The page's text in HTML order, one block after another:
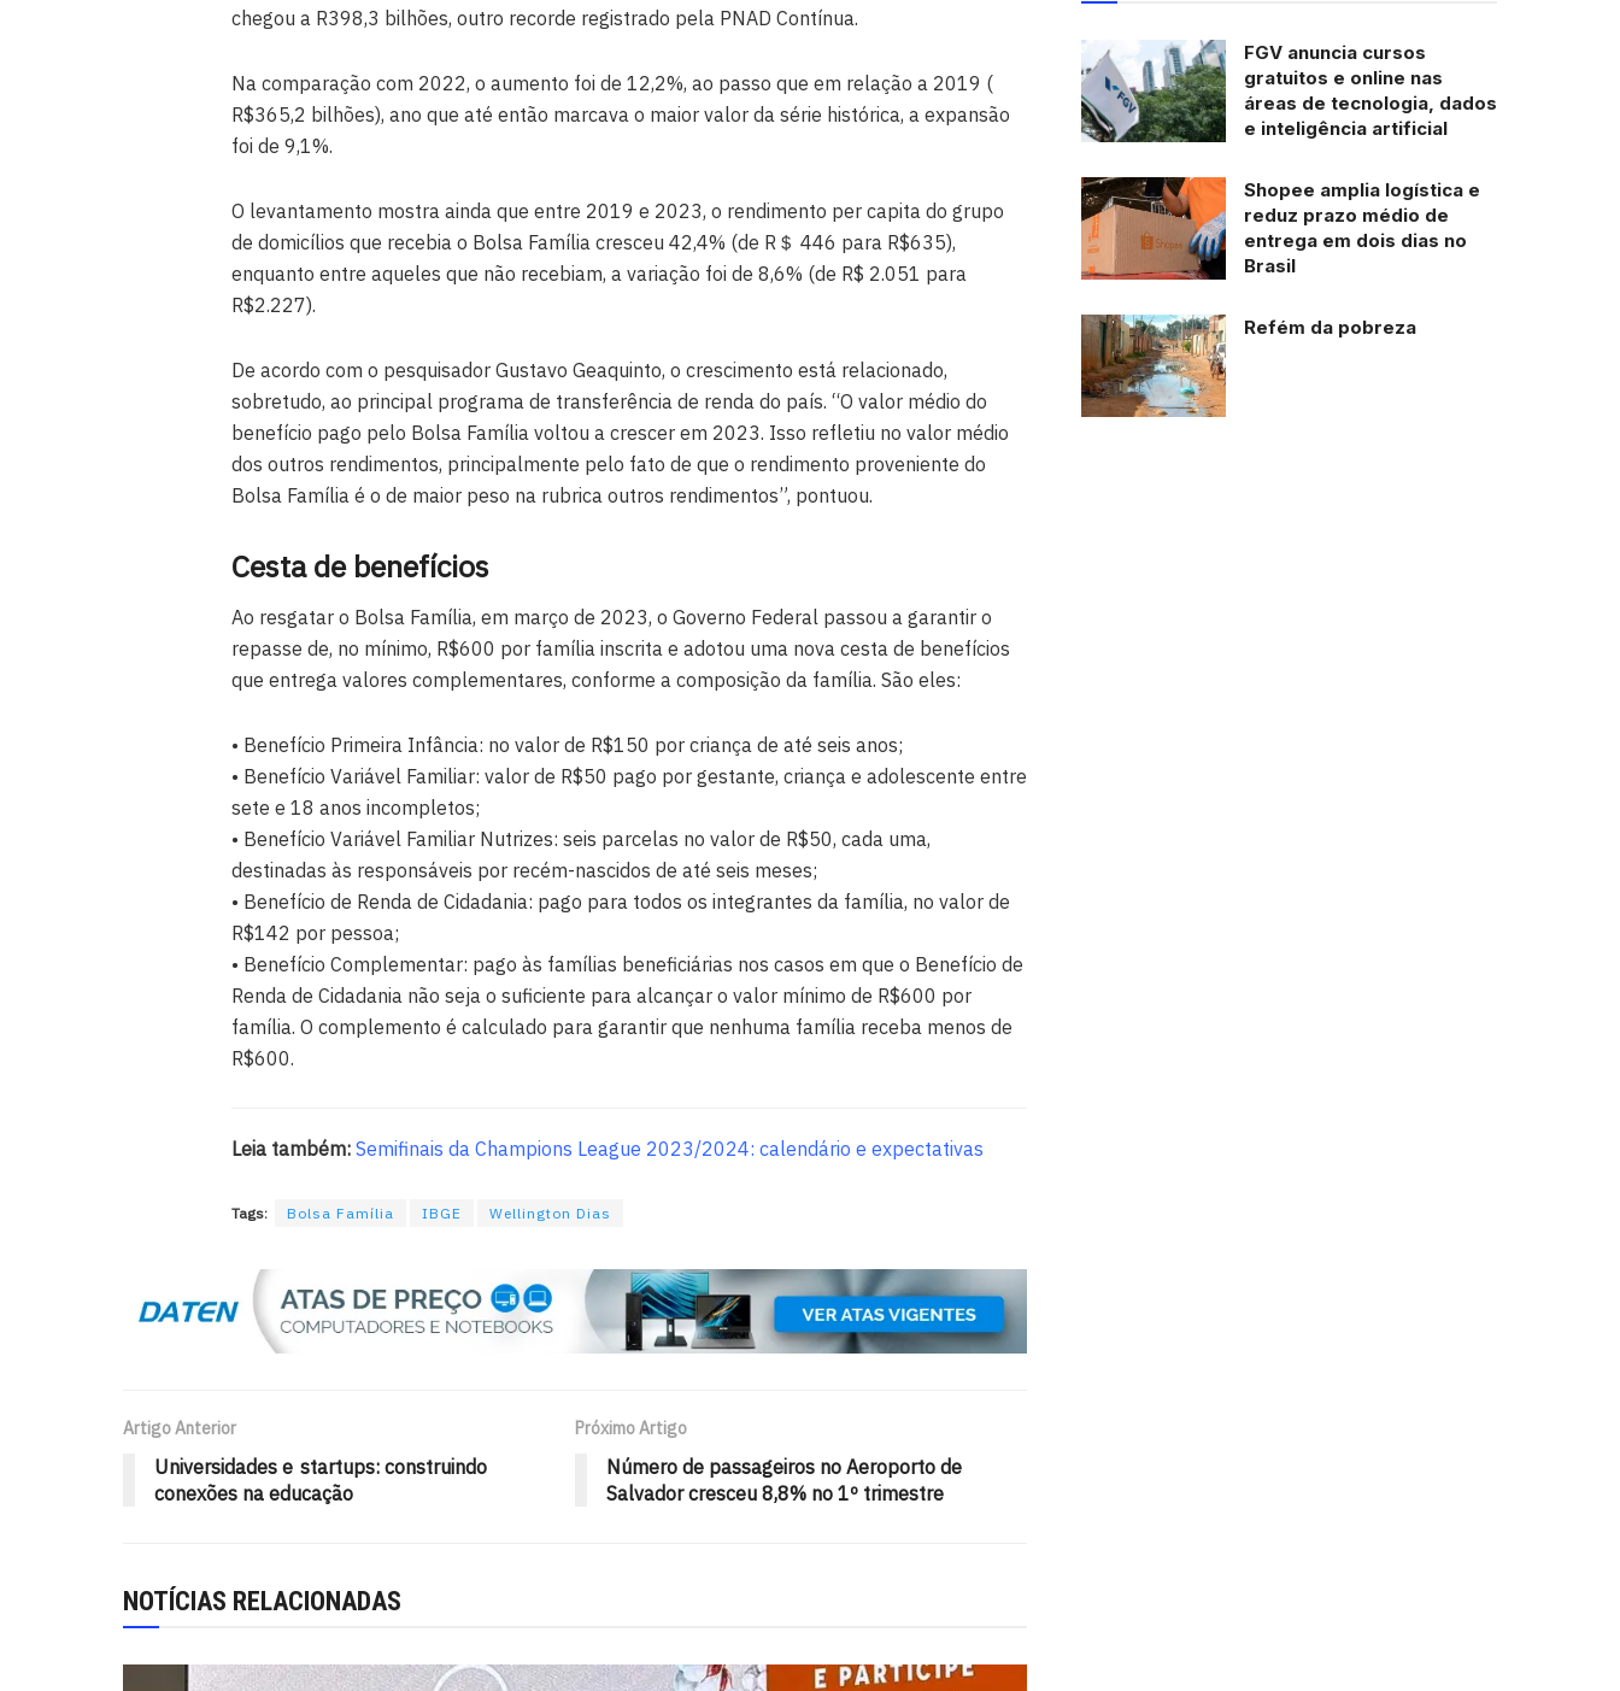
chegou a R398,3 bilhões, outro recorde registrado pela PNAD Contínua.
Na comparação com 2022, o aumento foi de 12,2%, ao passo que em relação a 2019 (
R$365,2 bilhões), ano que até então marcava o maior valor da série histórica, a expansão
foi de 9,1%.
O levantamento mostra ainda que entre 2019 e 2023, o rendimento per capita do grupo
de domicílios que recebia o Bolsa Família cresceu 42,4% (de R＄ 446 para R$635),
enquanto entre aqueles que não recebiam, a variação foi de 8,6% (de R$ 2.051 para
R$2.227).
De acordo com o pesquisador Gustavo Geaquinto, o crescimento está relacionado,
sobretudo, ao principal programa de transferência de renda do país. “O valor médio do
benefício pago pelo Bolsa Família voltou a crescer em 2023. Isso refletiu no valor médio
dos outros rendimentos, principalmente pelo fato de que o rendimento proveniente do
Bolsa Família é o de maior peso na rubrica outros rendimentos”, pontuou.
Cesta de benefícios
Ao resgatar o Bolsa Família, em março de 2023, o Governo Federal passou a garantir o
repasse de, no mínimo, R$600 por família inscrita e adotou uma nova cesta de benefícios
que entrega valores complementares, conforme a composição da família. São eles:
• Benefício Primeira Infância: no valor de R$150 por criança de até seis anos;
• Benefício Variável Familiar: valor de R$50 pago por gestante, criança e adolescente entre
sete e 18 anos incompletos;
• Benefício Variável Familiar Nutrizes: seis parcelas no valor de R$50, cada uma,
destinadas às responsáveis por recém-nascidos de até seis meses;
• Benefício de Renda de Cidadania: pago para todos os integrantes da família, no valor de
R$142 por pessoa;
• Benefício Complementar: pago às famílias beneficiárias nos casos em que o Benefício de
Renda de Cidadania não seja o suficiente para alcançar o valor mínimo de R$600 por
família. O complemento é calculado para garantir que nenhuma família receba menos de
R$600.
Leia também: Semifinais da Champions League 2023/2024: calendário e expectativas
Tags: Bolsa Família IBGE Wellington Dias
Artigo Anterior
Universidades e startups: construindo
conexões na educação
Próximo Artigo
Número de passageiros no Aeroporto de
Salvador cresceu 8,8% no 1º trimestre
NOTÍCIAS RELACIONADAS
FGV anuncia cursos
gratuitos e online nas
áreas de tecnologia, dados
e inteligência artificial
Shopee amplia logística e
reduz prazo médio de
entrega em dois dias no
Brasil
Refém da pobreza